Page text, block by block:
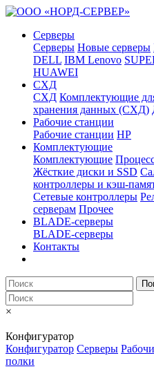
Серверы
Серверы Новые серверы
DELL IBM Lenovo
HUAWEI
СХД
СХД Комплектующие
хранения данных (СХД)
Рабочие станции
Рабочие станции HP
Комплектующие
Комплектующие
Жёсткие диски и SSD
контроллеры и кэш-
Сетевые контроллеры
серверам Прочее
BLADE-серверы
BLADE-серверы
Контакты
×
Конфигуратор
Конфигуратор Серверы
полки